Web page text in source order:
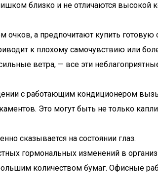
близко и не отличаются высокой
а предпочитают купить готовую
к плохому самочувствию или
ветра, — все эти
с работающим кондиционером
Это могут быть не только
сказывается на состоянии глаз.
гормональных изменений в
количеством бумаг. Офисные